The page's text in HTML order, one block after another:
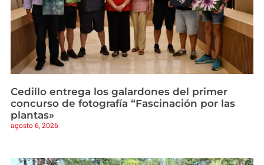
Cedillo entrega los galardones del primer
concurso de fotografía “Fascinación por las
plantas»
agosto 6, 2026